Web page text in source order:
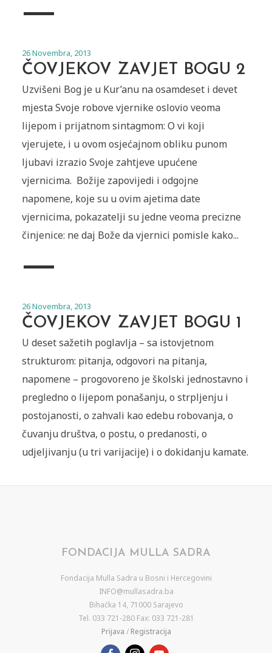
26 Novembra, 2013
ČOVJEKOV ZAVJET BOGU 2
Uzvišeni Bog je u Kur’anu na osamdeset i devet
mjesta Svoje robove vjernike oslovio veoma
lijepom i prijatnom sintagmom: O vi koji
vjerujete, i u ovom osjećajnom obliku punom
ljubavi izrazio Svoje zahtjeve upućene
vjernicima. Božije zapovijedi i odgojne
napomene, koje su u ovim ajetima date
vjernicima, pokazatelji su jedne veoma precizne
činjenice: ne daj Bože da vjernici pomisle kako...
26 Novembra, 2013
ČOVJEKOV ZAVJET BOGU 1
U deset sažetih poglavlja – sa istovjetnom
strukturom: pitanja, odgovori na pitanja,
napomene – progovoreno je školski jednostavno i
pregledno o lijepom ponašanju, o strpljenju i
postojanosti, o zahvali kao edebu robovanja, o
čuvanju društva, o postu, o predanosti, o
udjeljivanju (u tri varijacije) i o dokidanju kamate.
FONDACIJA MULLA SADRA
Fondacija Mulla Sadra u Bosni i Hercegovini
INFO@mullasadra.ba
Bihaćka 14, 71000 Sarajevo
Tel. 033 721-280 Fax: 033 721-281
Prijava / Registracija